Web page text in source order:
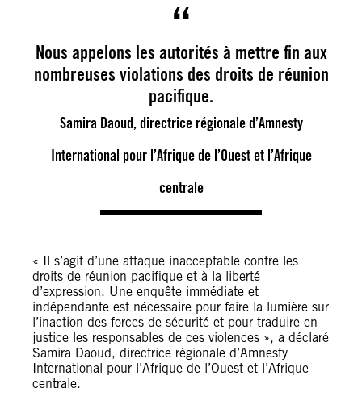
Nous appelons les autorités à mettre fin aux
nombreuses violations des droits de réunion
pacifique.
Samira Daoud, directrice régionale d’Amnesty
International pour l’Afrique de l’Ouest et l’Afrique
centrale
« Il s’agit d’une attaque inacceptable contre les
droits de réunion pacifique et à la liberté
d’expression. Une enquête immédiate et
indépendante est nécessaire pour faire la lumière sur
l’inaction des forces de sécurité et pour traduire en
justice les responsables de ces violences », a déclaré
Samira Daoud, directrice régionale d’Amnesty
International pour l’Afrique de l’Ouest et l’Afrique
centrale.